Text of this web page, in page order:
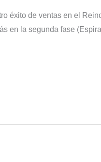
éxito de ventas en el
en la segunda fase